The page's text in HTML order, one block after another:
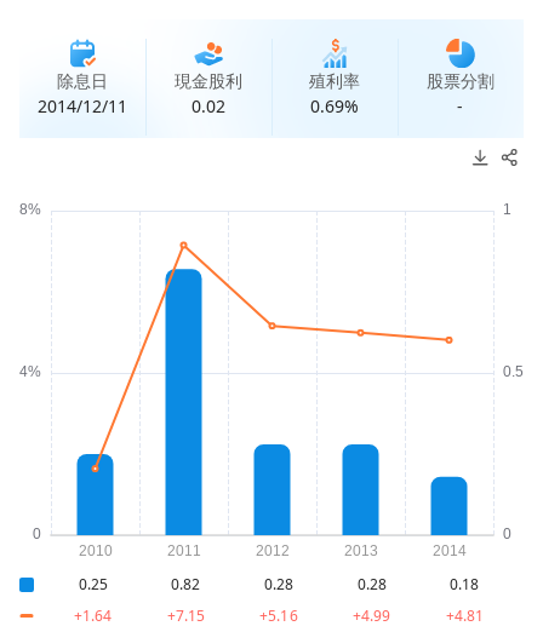
除息日
2014/12/11
現金股利
0.02
殖利率
0.69%
股票分割
-
0.25 0.82 0.28 0.28
0.18
+1.64
+7.15 +5.16 +4.99 +4.81